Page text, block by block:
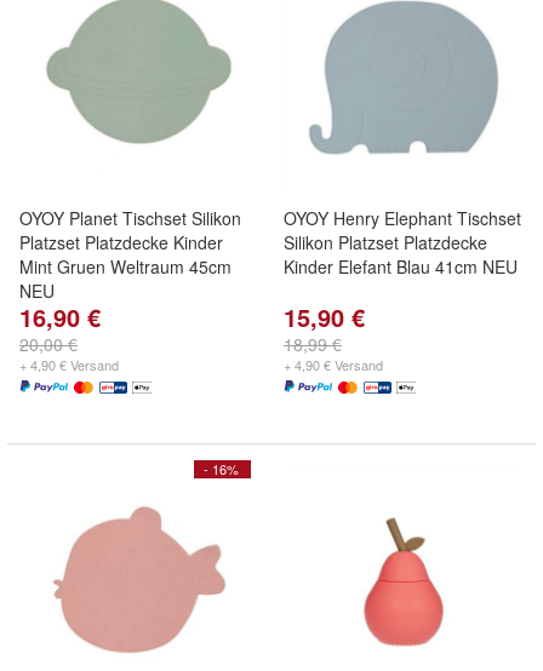
OYOY Planet Tischset Silikon
Platzset Platzdecke Kinder
Mint Gruen Weltraum 45cm
NEU
16,90 €
20,00 €
+ 4,90 € Versand
OYOY Henry Elephant Tischset
Silikon Platzset Platzdecke
Kinder Elefant Blau 41cm NEU
15,90 €
18,99 €
+ 4,90 € Versand
- 16%